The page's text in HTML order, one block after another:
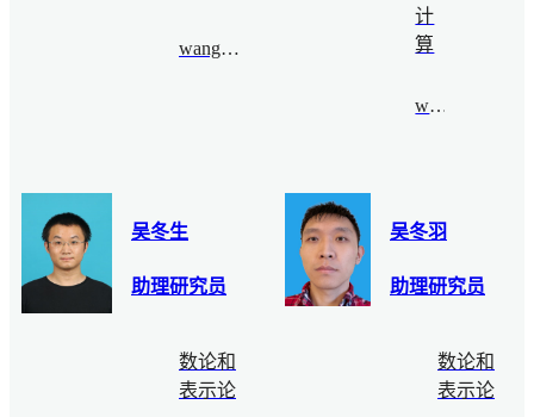
wangyajuan@bimsa.cn
计
算
wyl@bimsa.cn
吴冬生
助理研究员
数论和
表示论
吴冬羽
助理研究员
数论和
表示论